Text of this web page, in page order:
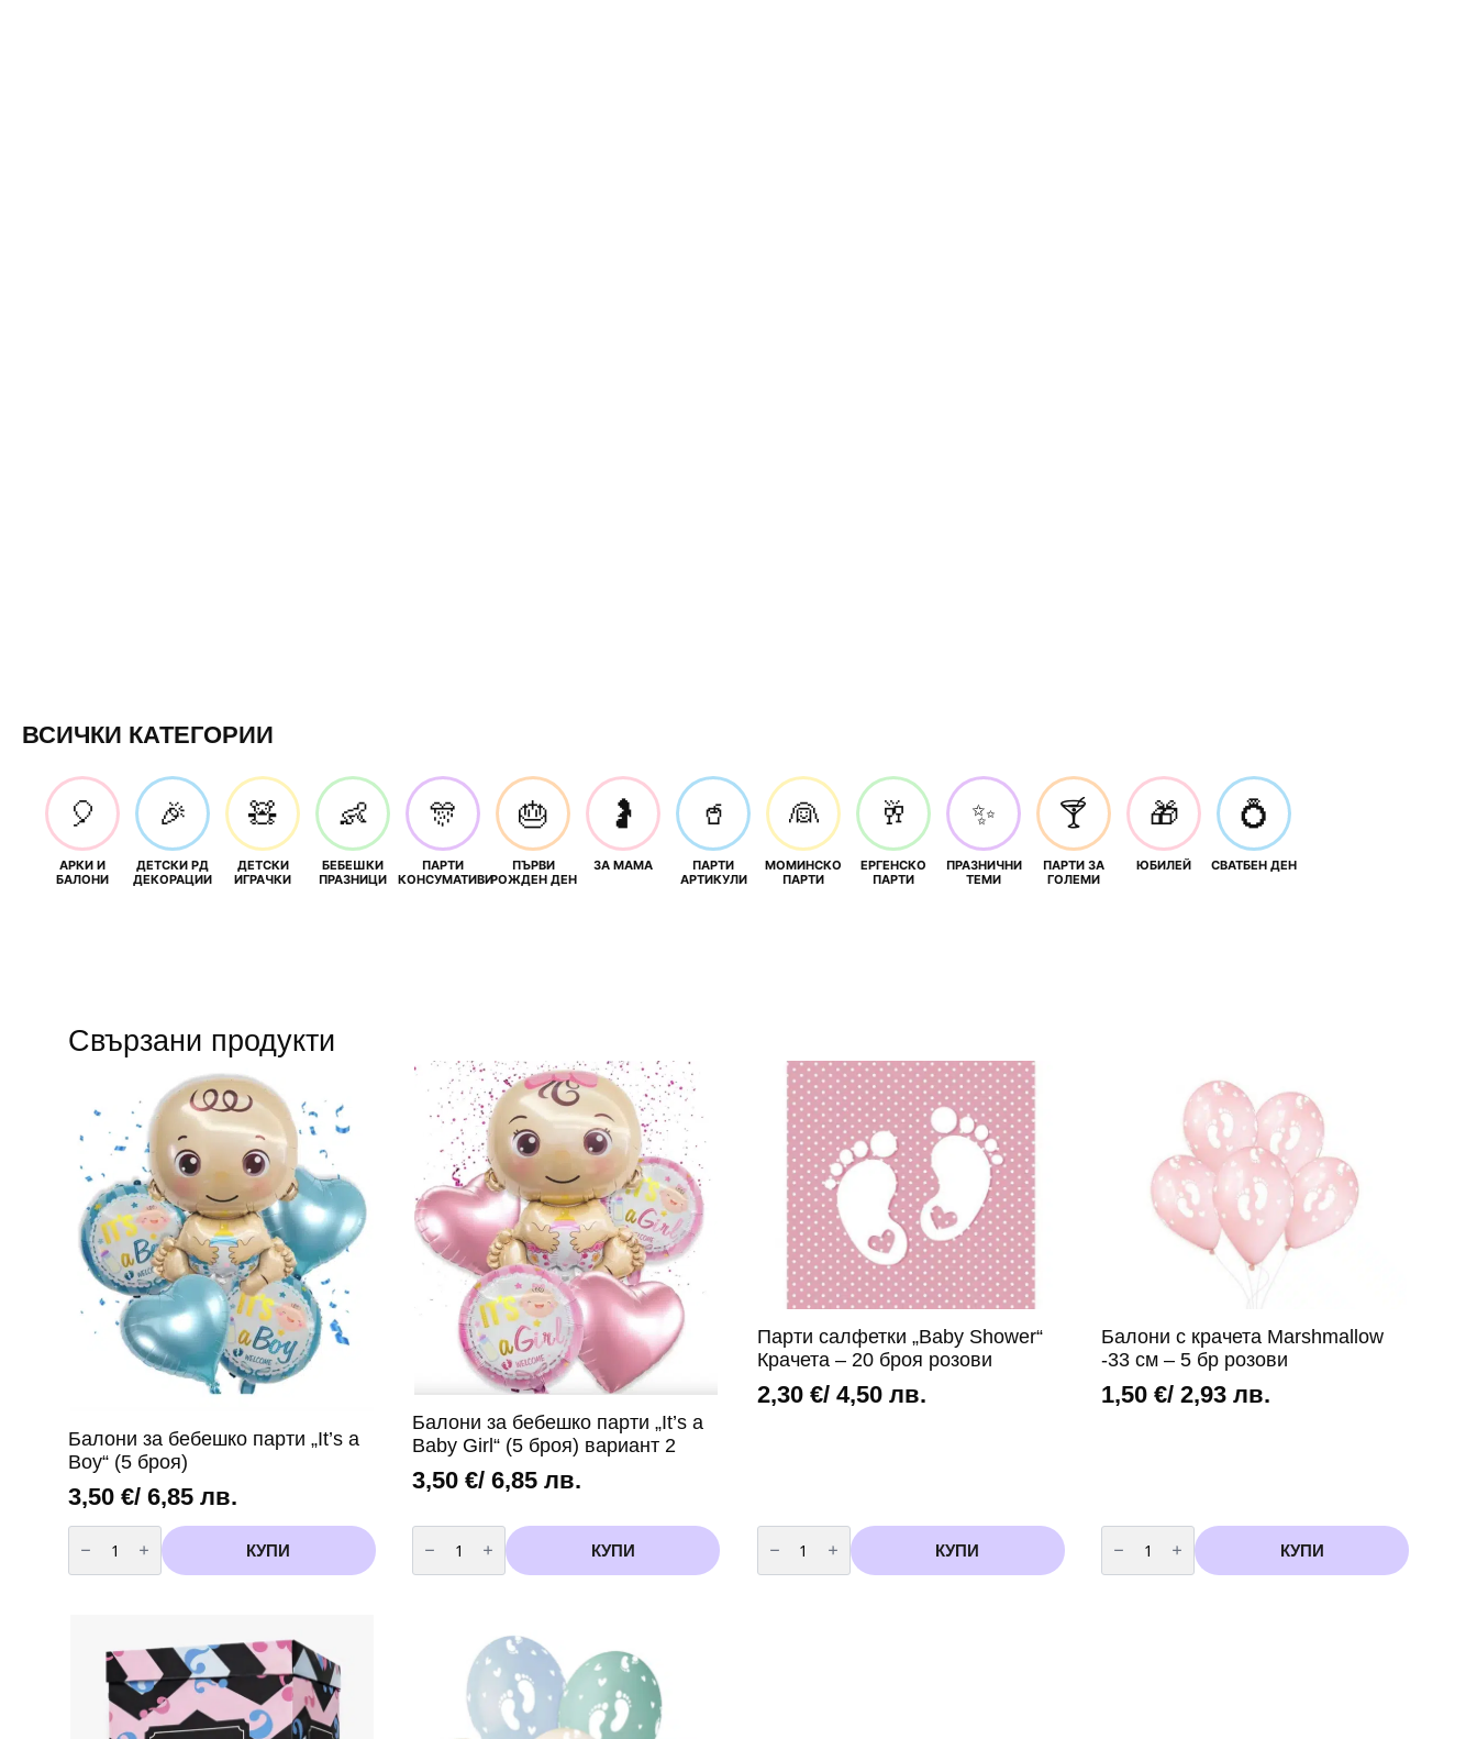
ВСИЧКИ КАТЕГОРИИ
🎈
АРКИ И
БАЛОНИ
🎉
ДЕТСКИ РД
ДЕКОРАЦИИ
🧸
ДЕТСКИ
ИГРАЧКИ
👶
БЕБЕШКИ
ПРАЗНИЦИ
🎊
ПАРТИ
КОНСУМАТИВИ
🎂
ПЪРВИ
РОЖДЕН ДЕН
🤰
ЗА МАМА
🥤
ПАРТИ
АРТИКУЛИ
👰
МОМИНСКО
ПАРТИ
🥂
ЕРГЕНСКО
ПАРТИ
✨
ПРАЗНИЧНИ
ТЕМИ
🍸
ПАРТИ ЗА
ГОЛЕМИ
🎁
ЮБИЛЕЙ
💍
СВАТБЕН ДЕН
Свързани продукти
Балони за бебешко парти „It’s a
Boy“ (5 броя)
3,50 €/ 6,85 лв.
количество
за
Балони
за
броя)
КУПИ
Балони за бебешко парти „It’s a
Baby Girl“ (5 броя) вариант 2
3,50€/ 6,85 лв.
количество
за
Балони
за
вариант
КУПИ
Парти салфетки „Baby Shower“
Крачета – 20 броя розови
2,30 €/ 4,50 лв.
количество
за
Парти
салфетки
КУПИ
Балони с крачета Marshmallow
-33 см – 5 бр розови
1,50€/ 2,93 лв.
количество
за
Балони
с
КУПИ